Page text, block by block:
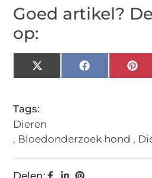
Goed artikel?
op:
X
(Twitter)
Facebook
Tags:
Dieren
, Bloedonderzoek hond ,